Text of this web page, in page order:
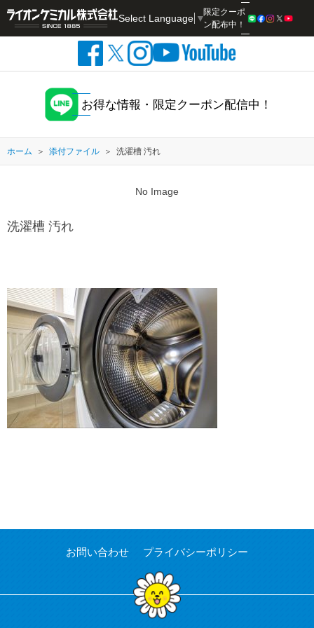
Select Language ▼
限定クーポ
ン配布中！
お得な情報・限定クーポン配信中！
ホーム 添付ファイル 洗濯槽 汚れ
No Image
洗濯槽 汚れ
お問い合わせ プライバシーポリシー
検索